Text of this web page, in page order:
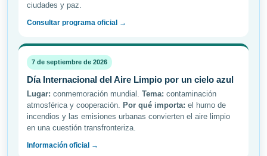
ciudades y paz.
Consultar programa oficial →
7 de septiembre de 2026
Día Internacional del Aire Limpio por un cielo azul
Lugar: conmemoración mundial. Tema: contaminación
atmosférica y cooperación. Por qué importa: el humo de
incendios y las emisiones urbanas convierten el aire limpio
en una cuestión transfronteriza.
Información oficial →